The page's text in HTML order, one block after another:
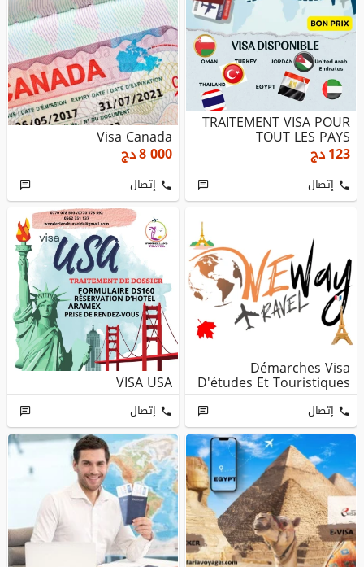
TRAITEMENT VISA POUR
TOUT LES PAYS
123دج
إتصال
Visa Canada
8 000دج
إتصال
Démarches Visa
D'études Et Touristiques
إتصال
VISA USA
إتصال